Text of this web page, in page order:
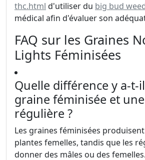
thc.html d'utiliser du big bud
médical afin d'évaluer son
FAQ sur les Graines
Lights Féminisées
Quelle différence y a-t-
graine féminisée et
régulière ?
Les graines féminisées
plantes femelles, tandis que les
donner des mâles ou des femelles.